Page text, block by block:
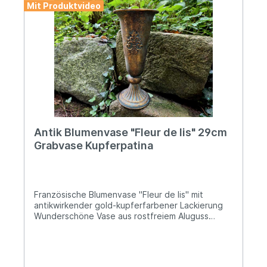
Mit Produktvideo
Antik Blumenvase "Fleur de lis" 29cm
Grabvase Kupferpatina
Französische Blumenvase "Fleur de lis" mit
antikwirkender gold-kupferfarbener Lackierung
Wunderschöne Vase aus rostfreiem Aluguss